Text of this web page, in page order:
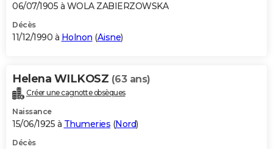
06/07/1905 à WOLA ZABIERZOWSKA
Décès
11/12/1990 à Holnon (Aisne)
Helena WILKOSZ (63 ans)
Créer une cagnotte obsèques
Naissance
15/06/1925 à Thumeries (Nord)
Décès